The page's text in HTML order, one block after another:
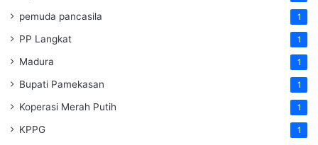
pemuda pancasila 1
PP Langkat 1
Madura 1
Bupati Pamekasan 1
Koperasi Merah Putih 1
KPPG 1